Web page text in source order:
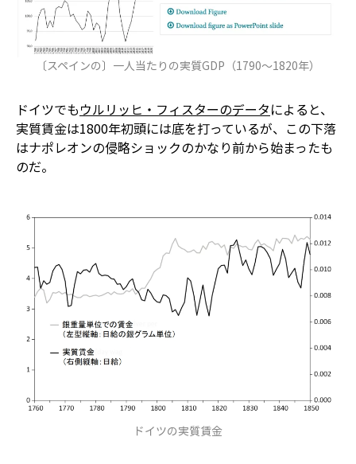
〔スペインの〕一人当たりの実質GDP（1790～1820年）
ドイツでもウルリッヒ・フィスターのデータによると、
実質賃金は1800年初頭には底を打っているが、この下落
はナポレオンの侵略ショックのかなり前から始まったも
のだ。
ドイツの実質賃金